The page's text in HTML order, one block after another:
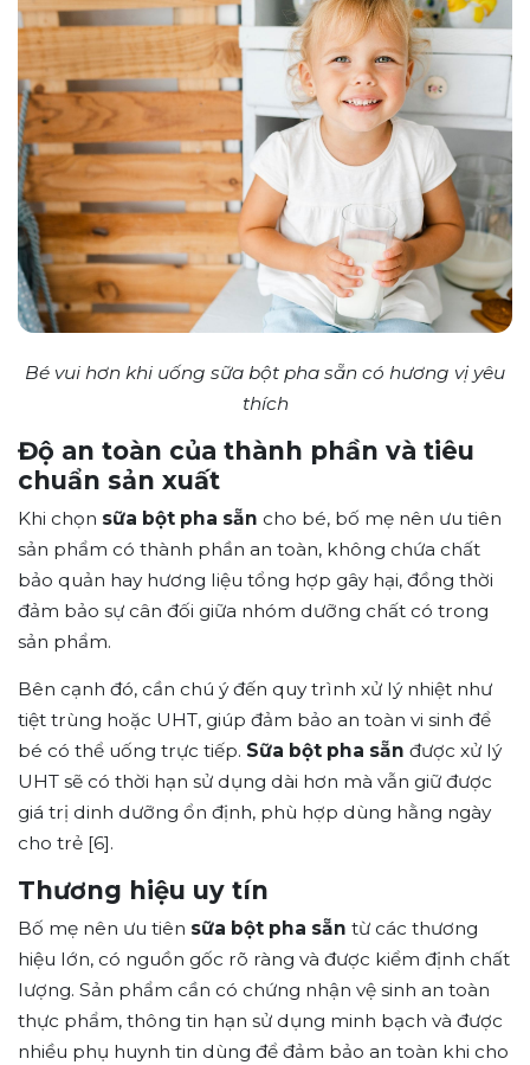
Bé vui hơn khi uống sữa bột pha sẵn có hương vị yêu
thích
Độ an toàn của thành phần và tiêu
chuẩn sản xuất
Khi chọn sữa bột pha sẵn cho bé, bố mẹ nên ưu tiên
sản phẩm có thành phần an toàn, không chứa chất
bảo quản hay hương liệu tổng hợp gây hại, đồng thời
đảm bảo sự cân đối giữa nhóm dưỡng chất có trong
sản phẩm.
Bên cạnh đó, cần chú ý đến quy trình xử lý nhiệt như
tiệt trùng hoặc UHT, giúp đảm bảo an toàn vi sinh để
bé có thể uống trực tiếp. Sữa bột pha sẵn được xử lý
UHT sẽ có thời hạn sử dụng dài hơn mà vẫn giữ được
giá trị dinh dưỡng ổn định, phù hợp dùng hằng ngày
cho trẻ [6].
Thương hiệu uy tín
Bố mẹ nên ưu tiên sữa bột pha sẵn từ các thương
hiệu lớn, có nguồn gốc rõ ràng và được kiểm định chất
lượng. Sản phẩm cần có chứng nhận vệ sinh an toàn
thực phẩm, thông tin hạn sử dụng minh bạch và được
nhiều phụ huynh tin dùng để đảm bảo an toàn khi cho